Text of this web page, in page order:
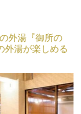
外湯『御所の
湯が楽しめる